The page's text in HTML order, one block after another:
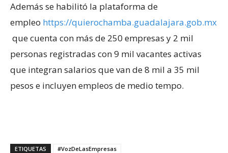
Además se habilitó la plataforma de
empleo https://quierochamba.guadalajara.gob.mx
que cuenta con más de 250 empresas y 2 mil
personas registradas con 9 mil vacantes activas
que integran salarios que van de 8 mil a 35 mil
pesos e incluyen empleos de medio tempo.
ETIQUETAS #VozDeLasEmpresas